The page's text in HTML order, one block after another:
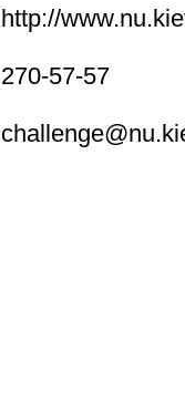
http://
270-57-57